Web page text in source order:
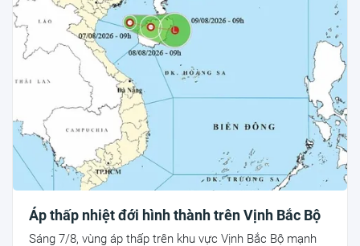
Áp thấp nhiệt đới hình thành trên Vịnh Bắc Bộ
Sáng 7/8, vùng áp thấp trên khu vực Vịnh Bắc Bộ mạnh